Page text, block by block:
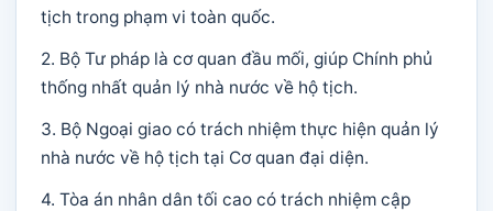
tịch trong phạm vi toàn quốc.
2. Bộ Tư pháp là cơ quan đầu mối, giúp Chính phủ
thống nhất quản lý nhà nước về hộ tịch.
3. Bộ Ngoại giao có trách nhiệm thực hiện quản lý
nhà nước về hộ tịch tại Cơ quan đại diện.
4. Tòa án nhân dân tối cao có trách nhiệm cập